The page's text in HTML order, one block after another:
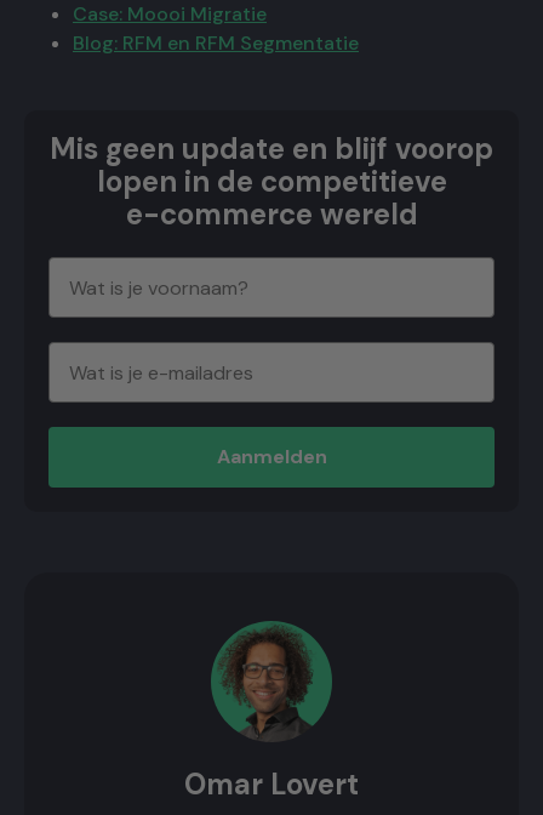
Case: Moooi Migratie
Blog: RFM en RFM Segmentatie
Mis geen update en blijf voorop
lopen in de competitieve
e-commerce wereld
Aanmelden
Omar Lovert